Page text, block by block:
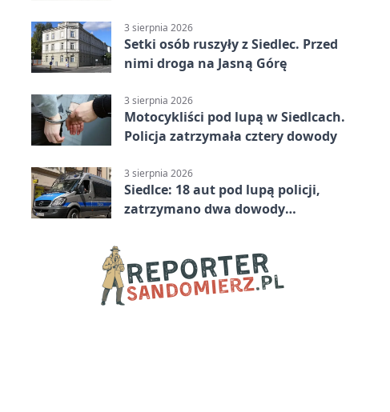
3 sierpnia 2026
Setki osób ruszyły z Siedlec. Przed
nimi droga na Jasną Górę
3 sierpnia 2026
Motocykliści pod lupą w Siedlcach.
Policja zatrzymała cztery dowody
3 sierpnia 2026
Siedlce: 18 aut pod lupą policji,
zatrzymano dwa dowody